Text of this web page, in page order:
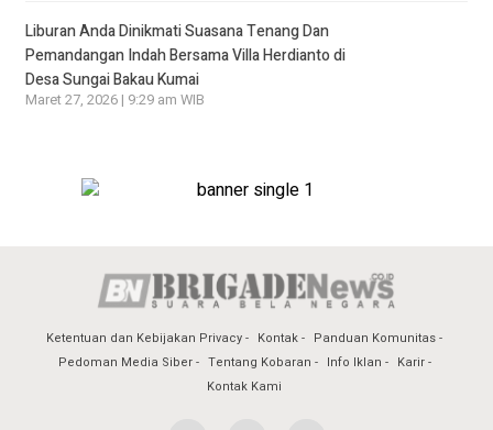
Liburan Anda Dinikmati Suasana Tenang Dan
Pemandangan Indah Bersama Villa Herdianto di
Desa Sungai Bakau Kumai
Maret 27, 2026 | 9:29 am WIB
Ketentuan dan Kebijakan Privacy Kontak
Panduan Komunitas
Pedoman Media Siber
Tentang Kobaran Info Iklan
Karir
Kontak Kami